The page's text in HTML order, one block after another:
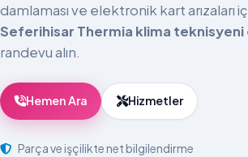
damlaması ve elektronik kart arızaları
Seferihisar Thermia klima teknisyeni
randevu alın.
Hemen Ara Hizmetler
Parça ve işçilikte net bilgilendirme